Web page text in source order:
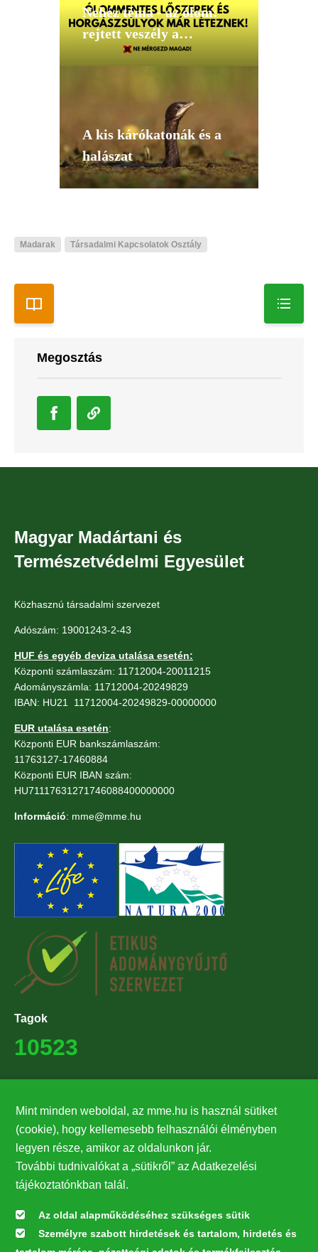
Nehéz téma - az ólom:
rejtett veszély a
természetre és az emberi
A kis kárókatonák és a
halászat
Madarak Társadalmi Kapcsolatok Osztály
Megosztás
Magyar Madártani és
Természetvédelmi Egyesület
Közhasznú társadalmi szervezet
Adószám: 19001243-2-43
HUF és egyéb deviza utalása esetén:
Központi számlaszám: 11712004-20011215
Adományszámla: 11712004-20249829
IBAN: HU21 11712004-20249829-00000000
EUR utalása esetén:
Központi EUR bankszámlaszám:
11763127-17460884
Központi EUR IBAN szám:
HU71117631271746088400000000
Információ: mme@mme.hu
Tagok
10523
27224
Hírlevél feliratkozás
Értesüljön elsőként legfrissebb híreinkről, eseményeinkről!
Feliratkozás
Mint minden weboldal, az mme.hu is használ sütiket
(cookie), hogy kellemesebb felhasználói élményben
legyen része, amikor az oldalunkon jár.
További tudnivalókat a „sütikről” az Adatkezelési
tájékoztatónkban talál.
Az oldal alapműködéséhez szükséges sütik
Személyre szabott hirdetések és tartalom, hirdetés és